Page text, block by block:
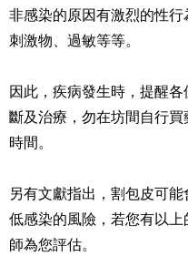
非感染的原因有激烈的性
刺激物、過敏等等。
因此，疾病發生時，提醒
斷及治療，勿在坊間自行
時間。
另有文獻指出，割包皮可
低感染的風險，若您有以
師為您評估。